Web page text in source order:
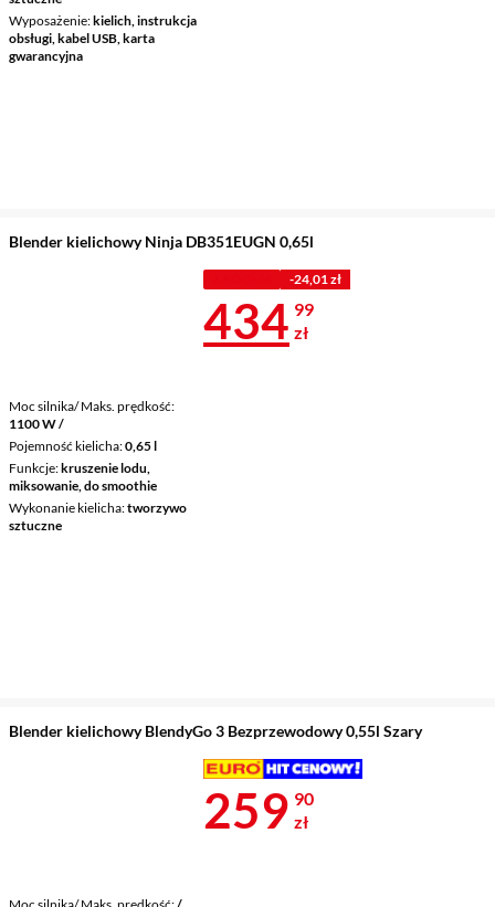
Wyposażenie kielich, instrukcja
obsługi, kabel USB, karta
gwarancyjna
Blender kielichowy Ninja DB351EUGN 0,65l
Moc silnika/ Maks. prędkość
1100 W /
Pojemność kielicha 0,65 l
Funkcje kruszenie lodu,
miksowanie, do smoothie
Wykonanie kielicha tworzywo
sztuczne
-24,01 zł
Cena 434,99
434 99
zł
Blender kielichowy BlendyGo 3 Bezprzewodowy 0,55l Szary
Cena 259,90
259 90
zł